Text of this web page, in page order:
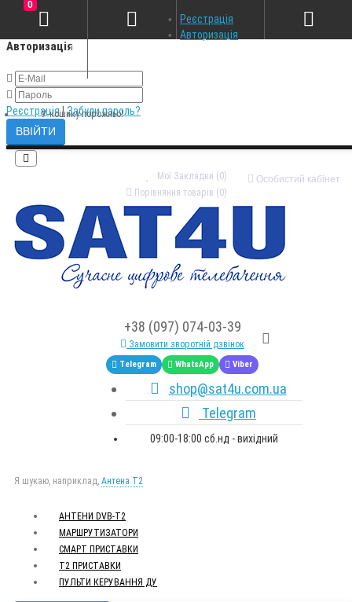
Авторизація
Реєстрація|Забули пароль?
Особистий кабінет
Мої Закладки (0)
Порівняння товарів (0)
+38 (097) 074-03-39
Замовити зворотній дзвінок
Telegram WhatsApp Viber
shop@sat4u.com.ua
Telegram
09:00-18:00 сб.нд - вихідний
Я шукаю, наприклад, Антена Т2
Реєстрація
Авторизація
0
У кошику порожньо!
АНТЕНИ DVB-Т2
МАРШРУТИЗАТОРИ
СМАРТ ПРИСТАВКИ
Т2 ПРИСТАВКИ
ПУЛЬТИ КЕРУВАННЯ ДУ